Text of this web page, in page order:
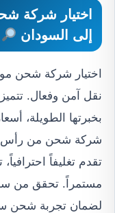
اختيار شركة
إلى السودان
اختيار شركة شحن
نقل آمن وفعال. تتميز
بخبرتها الطويلة،
شركة شحن من رأس
تقدم تغليفاً
مستمراً. تحقق من
لضمان تجربة شحن